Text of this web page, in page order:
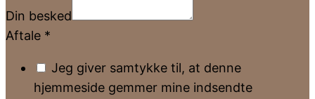
Din besked
Aftale *
Jeg giver samtykke til, at denne
hjemmeside gemmer mine indsendte